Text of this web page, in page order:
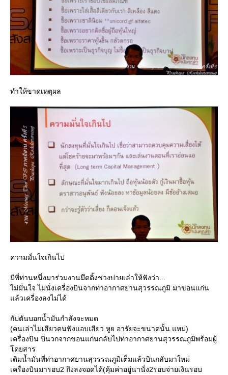
ทำให้ขาดเหตุผล
ความมั่นใจเกินไป
มีพี่ท่านหนึ่งมาร่วมงานมึตติ้งช่วงบ่ายเล่าให้ฟังว่า...
ไม่มั่นใจ ไม่นั่งเครื่องบินจากท่าอากาศยานสุวรรณภูมิ มาขอนแก่น
ล้วเครื่องลงไม่ได้
กัปตันบอกน้ำมันกำลังจะหมด
(คนเล่าไม่เสียวคนฟังแอบเสียว หูย อารัยจะขนาดนั้น แหม่)
เครื่องบิน บินวกจากขอนแก่นกลับไปท่าอากาศยานสุวรรณภูมิพร้อมผู้
ดยสาร
เติมน้ำมันที่ท่าอากาศยานสุวรรณภูมิเต็มแล้วบินกลับมาใหม่
เครื่องบินมารอบ2 ถึงลงจอดได้(คุ้มค่าอยู่นานั่ง2รอบจ่ายเงินรอบ